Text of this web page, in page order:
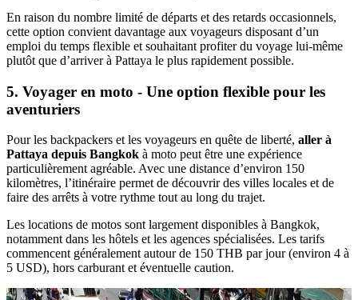
En raison du nombre limité de départs et des retards occasionnels,
cette option convient davantage aux voyageurs disposant d’un
emploi du temps flexible et souhaitant profiter du voyage lui-même
plutôt que d’arriver à Pattaya le plus rapidement possible.
5. Voyager en moto - Une option flexible pour les
aventuriers
Pour les backpackers et les voyageurs en quête de liberté, aller à
Pattaya depuis Bangkok à moto peut être une expérience
particulièrement agréable. Avec une distance d’environ 150
kilomètres, l’itinéraire permet de découvrir des villes locales et de
faire des arrêts à votre rythme tout au long du trajet.
Les locations de motos sont largement disponibles à Bangkok,
notamment dans les hôtels et les agences spécialisées. Les tarifs
commencent généralement autour de 150 THB par jour (environ 4 à
5 USD), hors carburant et éventuelle caution.